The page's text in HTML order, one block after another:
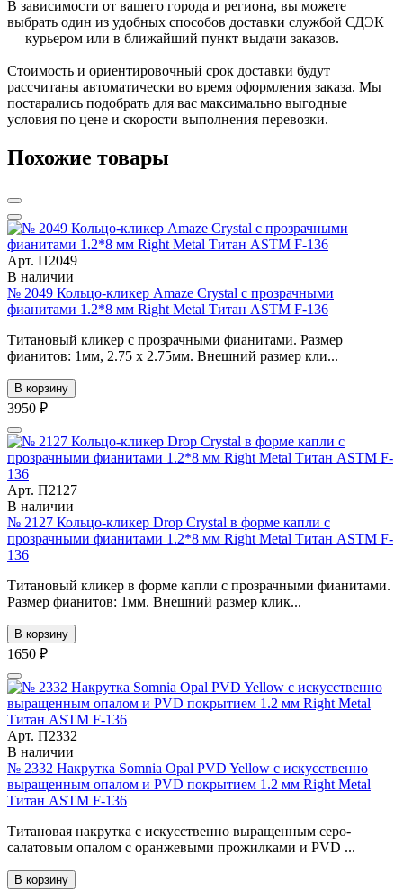
В зависимости от вашего города и региона, вы можете
выбрать один из удобных способов доставки службой СДЭК
— курьером или в ближайший пункт выдачи заказов.
Стоимость и ориентировочный срок доставки будут
рассчитаны автоматически во время оформления заказа. Мы
постарались подобрать для вас максимально выгодные
условия по цене и скорости выполнения перевозки.
Похожие товары
Арт. П2049
В наличии
№ 2049 Кольцо-кликер Amaze Crystal с прозрачными
фианитами 1.2*8 мм Right Metal Титан ASTM F-136
Титановый кликер с прозрачными фианитами. Размер
фианитов: 1мм, 2.75 x 2.75мм. Внешний размер кли...
В корзину
3950 ₽
Арт. П2127
В наличии
№ 2127 Кольцо-кликер Drop Crystal в форме капли с
прозрачными фианитами 1.2*8 мм Right Metal Титан ASTM F-
136
Титановый кликер в форме капли с прозрачными фианитами.
Размер фианитов: 1мм. Внешний размер клик...
В корзину
1650 ₽
Арт. П2332
В наличии
№ 2332 Накрутка Somnia Opal PVD Yellow с искусственно
выращенным опалом и PVD покрытием 1.2 мм Right Metal
Титан ASTM F-136
Титановая накрутка с искусственно выращенным серо-
салатовым опалом с оранжевыми прожилками и PVD ...
В корзину